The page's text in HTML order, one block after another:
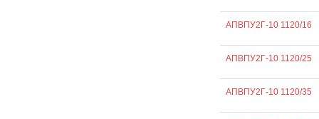
АПВПУ2Г-10 1120/16
АПВПУ2Г-10 1120/25
АПВПУ2Г-10 1120/35